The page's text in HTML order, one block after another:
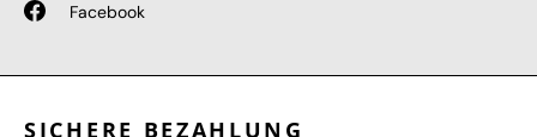
Facebook
SICHERE BEZAHLUNG